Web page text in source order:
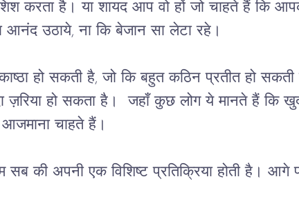
करता है। या शायद आप वो हों जो चाहते हैं कि
आनंद उठाये, ना कि बेजान सा लेटा रहे।
हो सकती है, जो कि बहुत कठिन प्रतीत हो सकती
ज़रिया हो सकता है। जहाँ कुछ लोग ये मानते हैं कि
आजमाना चाहते हैं।
सब की अपनी एक विशिष्ट प्रतिक्रिया होती है। आगे